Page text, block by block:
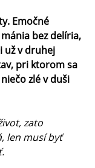
Emočné
bez delíria,
už v druhej
pri ktorom sa
zlé v duši
zato
len musí byť